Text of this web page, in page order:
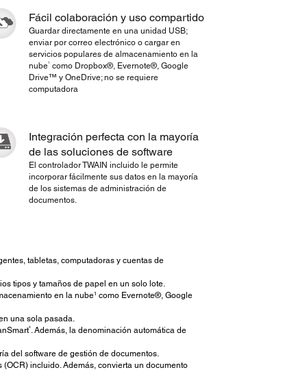
Fácil colaboración y uso compartido
Guardar directamente en una unidad USB;
enviar por correo electrónico o cargar en
servicios populares de almacenamiento en la
nube1
como Dropbox®, Evernote®, Google
Drive™ y OneDrive; no se requiere
computadora
Integración perfecta con la mayoría
de las soluciones de software
El controlador TWAIN incluido le permite
incorporar fácilmente sus datos en la mayoría
de los sistemas de administración de
documentos.
tabletas, computadoras y cuentas de
tipos y tamaños de papel en un solo lote.
en la nube¹ como Evernote®, Google
una sola pasada.
4. Además, la denominación automática de
del software de gestión de documentos.
incluido. Además, convierta un documento